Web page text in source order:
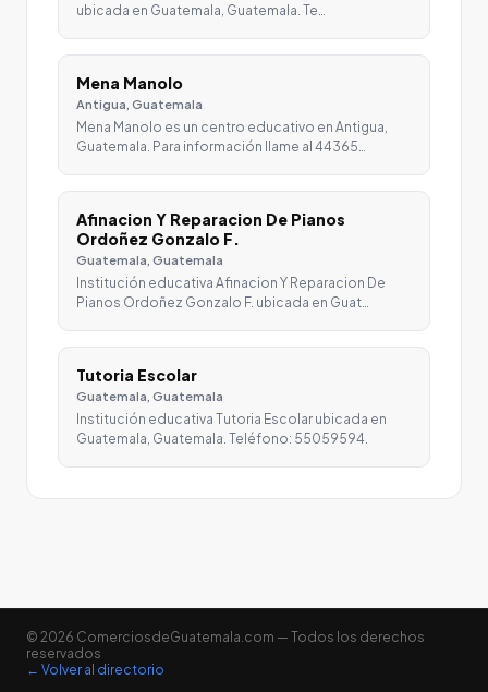
ubicada en Guatemala, Guatemala. Te…
Mena Manolo
Antigua, Guatemala
Mena Manolo es un centro educativo en Antigua,
Guatemala. Para información llame al 44365…
Afinacion Y Reparacion De Pianos
Ordoñez Gonzalo F.
Guatemala, Guatemala
Institución educativa Afinacion Y Reparacion De
Pianos Ordoñez Gonzalo F. ubicada en Guat…
Tutoria Escolar
Guatemala, Guatemala
Institución educativa Tutoria Escolar ubicada en
Guatemala, Guatemala. Teléfono: 55059594.
© 2026 ComerciosdeGuatemala.com — Todos los derechos
reservados
← Volver al directorio